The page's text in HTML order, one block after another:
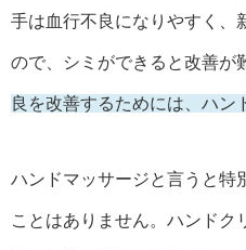
手は血行不良になりやすく、
ので、シミができると改善が
良を改善するためには、ハン
ハンドマッサージと言うと特
ことはありません。ハンドク